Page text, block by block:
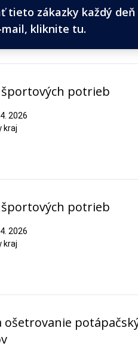
tieto zákazky každý deň
mail, kliknite tu.
športových potrieb
2026
kraj
športových potrieb
2026
kraj
ošetrovanie